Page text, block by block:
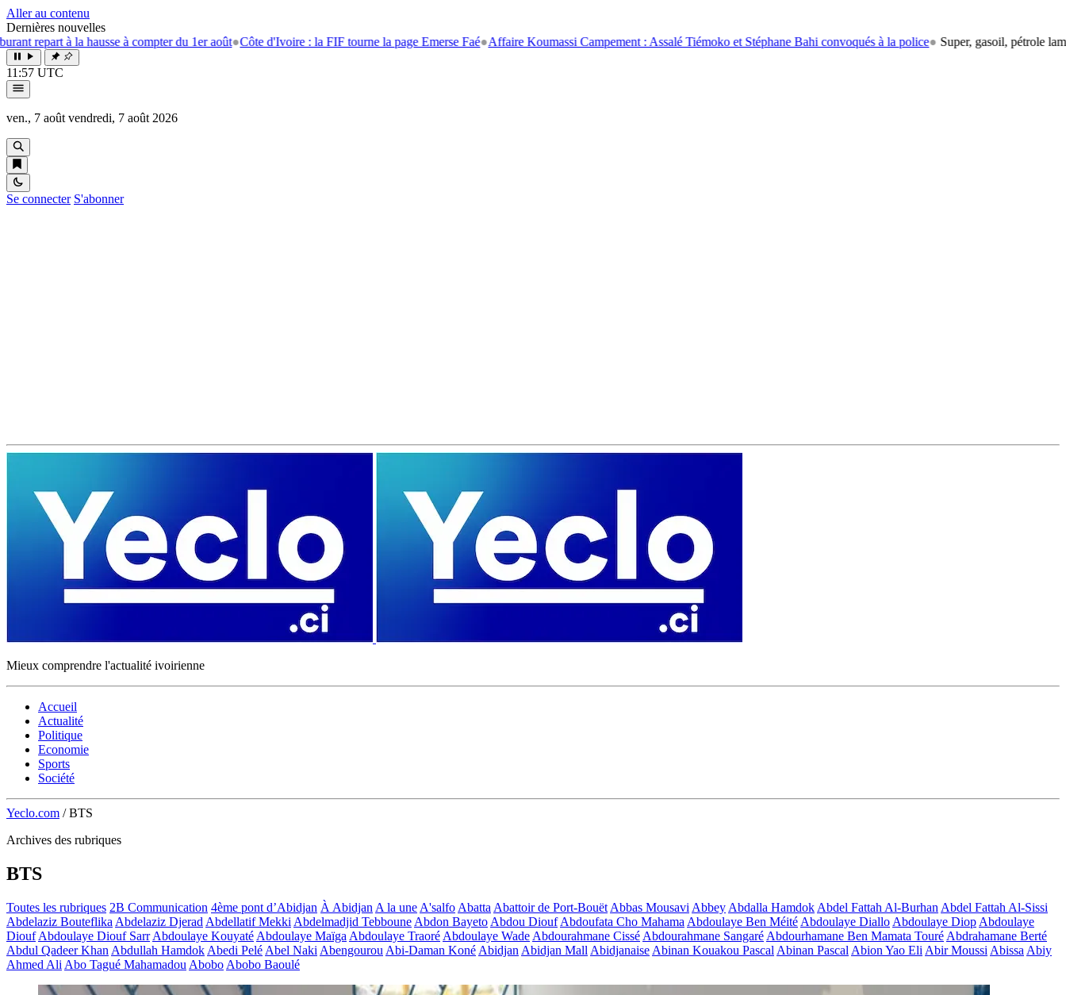
Aller au contenu
Dernières nouvelles
la hausse à compter du 1er août●Côte d'Ivoire : la FIF tourne la page Emerse Faé●Affaire Koumassi Campement : Assalé Tiémoko et Stéphane Bahi convoqués à la police● Super, gasoil, pétrole lampant: le
11:57 UTC
ven., 7 août vendredi, 7 août 2026
Se connecter S'abonner
Mieux comprendre l'actualité ivoirienne
Accueil
Actualité
Politique
Economie
Sports
Société
Yeclo.com / BTS
Archives des rubriques
BTS
Toutes les rubriques 2B Communication 4ème pont d’Abidjan À Abidjan A la une A'salfo Abatta Abattoir de Port-Bouët Abbas Mousavi Abbey Abdalla Hamdok Abdel Fattah Al-Burhan Abdel Fattah Al-Sissi
Abdelaziz Bouteflika Abdelaziz Djerad Abdellatif Mekki Abdelmadjid Tebboune Abdon Bayeto Abdou Diouf Abdoufata Cho Mahama Abdoulaye Ben Méité Abdoulaye Diallo Abdoulaye Diop Abdoulaye
Diouf Abdoulaye Diouf Sarr Abdoulaye Kouyaté Abdoulaye Maïga Abdoulaye Traoré Abdoulaye Wade Abdourahmane Cissé Abdourahmane Sangaré Abdourhamane Ben Mamata Touré Abdrahamane Berté
Abdul Qadeer Khan Abdullah Hamdok Abedi Pelé Abel Naki Abengourou Abi-Daman Koné Abidjan Abidjan Mall Abidjanaise Abinan Kouakou Pascal Abinan Pascal Abion Yao Eli Abir Moussi Abissa Abiy
Ahmed Ali Abo Tagué Mahamadou Abobo Abobo Baoulé